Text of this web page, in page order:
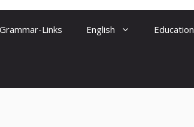
Links English Education